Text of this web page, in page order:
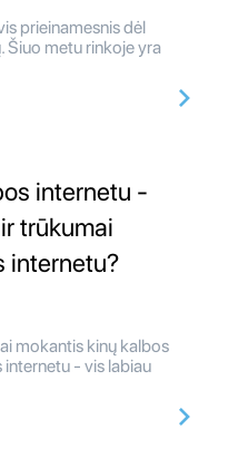
prieinamesnis dėl
metu rinkoje yra
internetu -
trūkumai
internetu?
mokantis kinų kalbos
- vis labiau